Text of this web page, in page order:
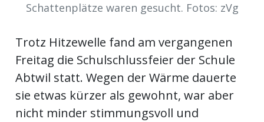
Mitteilungen
Schattenplätze waren gesucht. Fotos: zVg
Trotz Hitzewelle fand am vergangenen
Freitag die Schulschlussfeier der Schule
Abtwil statt. Wegen der Wärme dauerte
sie etwas kürzer als gewohnt, war aber
nicht minder stimmungsvoll und